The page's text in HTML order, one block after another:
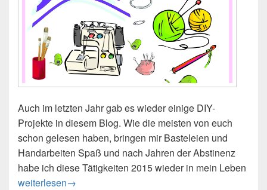
Auch im letzten Jahr gab es wieder einige DIY-
Projekte in diesem Blog. Wie die meisten von euch
schon gelesen haben, bringen mir Basteleien und
Handarbeiten Spaß und nach Jahren der Abstinenz
habe ich diese Tätigkeiten 2015 wieder in mein Leben
DIY Projekte 2015
weiterlesen→